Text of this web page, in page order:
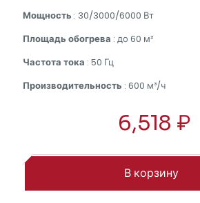
Мощность : 30/3000/6000 Вт
Площадь обогрева : до 60 м²
Частота тока : 50 Гц
Производительность : 600 м³/ч
6,518 ₽
В корзину